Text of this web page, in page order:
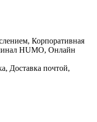
Корпоративная
HUMO, Онлайн
Доставка почтой,